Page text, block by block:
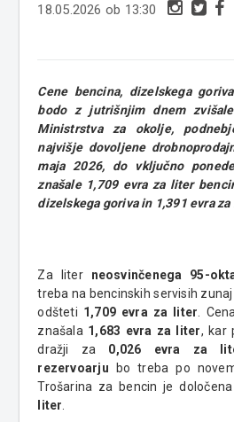
18.05.2026 ob 13:30
Cene bencina, dizelskega
bodo z jutrišnjim dnem
Ministrstva za okolje,
najvišje dovoljene
maja 2026, do vključno
znašale 1,709 evra za liter
dizelskega goriva in 1,391 evra
Za liter neosvinčenega 95-
treba na bencinskih servisih
odšteti 1,709 evra za liter .
znašala 1,683 evra za liter, kar
dražji za 0,026 evra za
rezervoarju bo treba po
Trošarina za bencin je
liter